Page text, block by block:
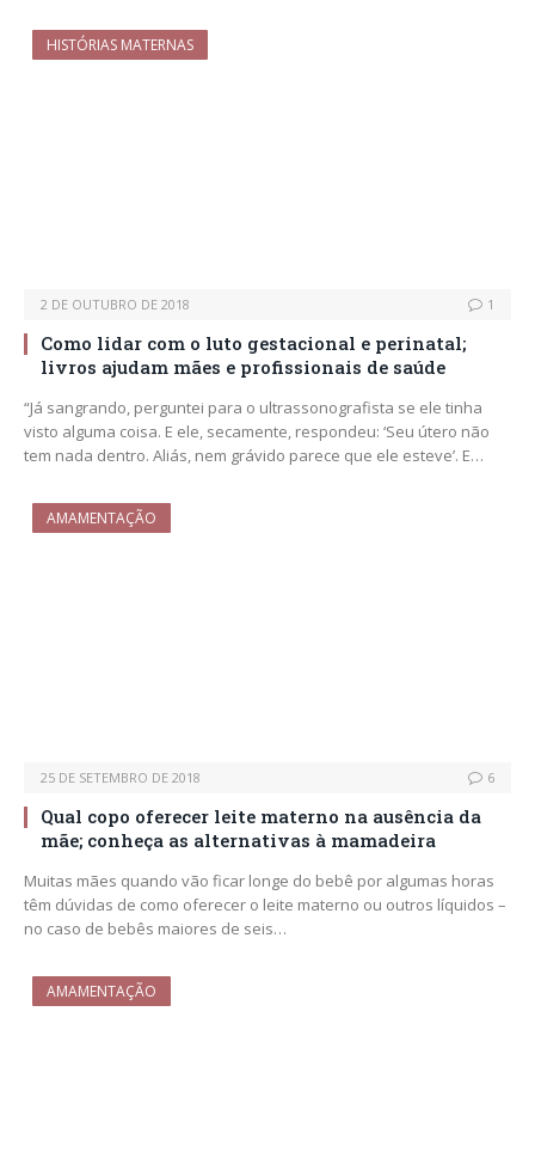
HISTÓRIAS MATERNAS
2 DE OUTUBRO DE 2018 1
Como lidar com o luto gestacional e perinatal;
livros ajudam mães e profissionais de saúde
“Já sangrando, perguntei para o ultrassonografista se ele tinha
visto alguma coisa. E ele, secamente, respondeu: ‘Seu útero não
tem nada dentro. Aliás, nem grávido parece que ele esteve’. E…
AMAMENTAÇÃO
25 DE SETEMBRO DE 2018 6
Qual copo oferecer leite materno na ausência da
mãe; conheça as alternativas à mamadeira
Muitas mães quando vão ficar longe do bebê por algumas horas
têm dúvidas de como oferecer o leite materno ou outros líquidos –
no caso de bebês maiores de seis…
AMAMENTAÇÃO